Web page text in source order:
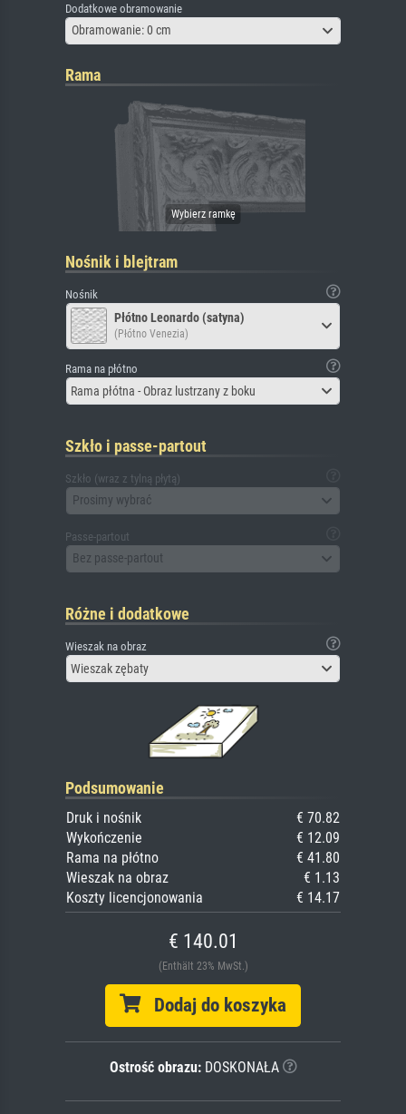
Dodatkowe obramowanie
Obramowanie: 0 cm
Rama
Nośnik i blejtram
Nośnik
Płótno Leonardo (satyna)
(Płótno Venezia)
Rama na płótno
Rama płótna - Obraz lustrzany z boku
Szkło i passe-partout
Szkło (wraz z tylną płytą)
Prosimy wybrać
Passe-partout
Bez passe-partout
Różne i dodatkowe
Wieszak na obraz
Wieszak zębaty
Podsumowanie
Druk i nośnik
€ 70.82
Wykończenie
€ 12.09
Rama na płótno
€ 41.80
Wieszak na obraz
€ 1.13
Koszty licencjonowania
€ 14.17
€ 140.01
(Enthält 23% MwSt.)
Dodaj do koszyka
Ostrość obrazu:DOSKONAŁA